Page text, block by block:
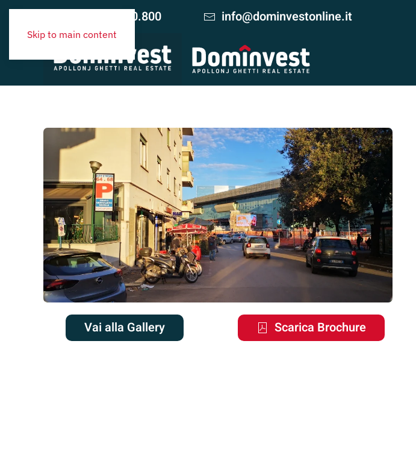
Skip to main content
+39 06.420.10.800 info@dominvestonline.it
Vai alla Gallery Scarica Brochure